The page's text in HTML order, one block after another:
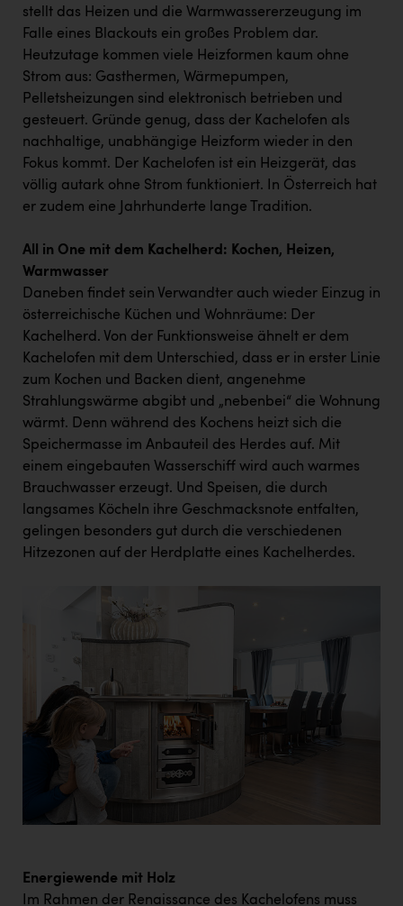
stellt das Heizen und die Warmwassererzeugung im
Falle eines Blackouts ein großes Problem dar.
Heutzutage kommen viele Heizformen kaum ohne
Strom aus: Gasthermen, Wärmepumpen,
Pelletsheizungen sind elektronisch betrieben und
gesteuert. Gründe genug, dass der Kachelofen als
nachhaltige, unabhängige Heizform wieder in den
Fokus kommt. Der Kachelofen ist ein Heizgerät, das
völlig autark ohne Strom funktioniert. In Österreich hat
er zudem eine Jahrhunderte lange Tradition.
All in One mit dem Kachelherd: Kochen, Heizen,
Warmwasser
Daneben findet sein Verwandter auch wieder Einzug in
österreichische Küchen und Wohnräume: Der
Kachelherd. Von der Funktionsweise ähnelt er dem
Kachelofen mit dem Unterschied, dass er in erster Linie
zum Kochen und Backen dient, angenehme
Strahlungswärme abgibt und „nebenbei“ die Wohnung
wärmt. Denn während des Kochens heizt sich die
Speichermasse im Anbauteil des Herdes auf. Mit
einem eingebauten Wasserschiff wird auch warmes
Brauchwasser erzeugt. Und Speisen, die durch
langsames Köcheln ihre Geschmacksnote entfalten,
gelingen besonders gut durch die verschiedenen
Hitzezonen auf der Herdplatte eines Kachelherdes.
Energiewende mit Holz
Im Rahmen der Renaissance des Kachelofens muss